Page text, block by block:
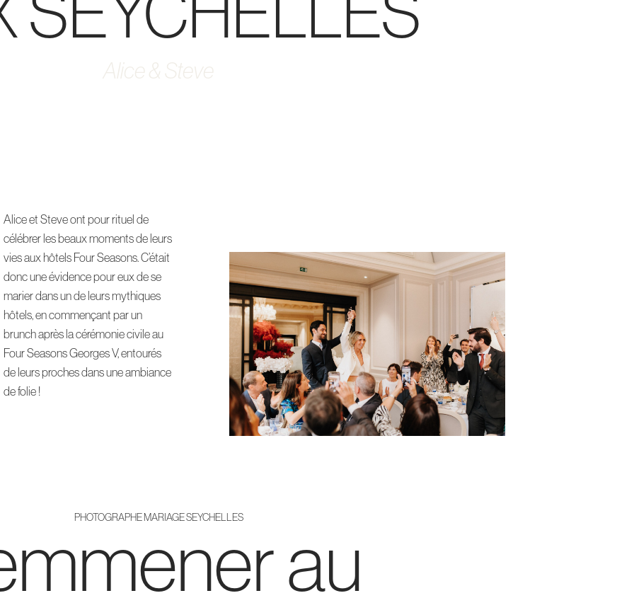
Alice & Steve
Alice et Steve ont pour rituel de
célébrer les beaux moments de leurs
vies aux hôtels Four Seasons. C’était
donc une évidence pour eux de se
marier dans un de leurs mythiques
hôtels, en commençant par un
brunch après la cérémonie civile au
Four Seasons Georges V, entourés
de leurs proches dans une ambiance
de folie !
PHOTOGRAPHE MARIAGE SEYCHELLES
au